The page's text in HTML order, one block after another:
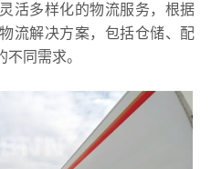
活多样化的物流服务，根据
流解决方案，包括仓储、配
同需求。